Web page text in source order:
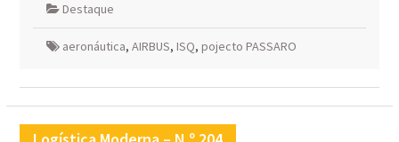
Destaque
aeronáutica, AIRBUS, ISQ, pojecto PASSARO